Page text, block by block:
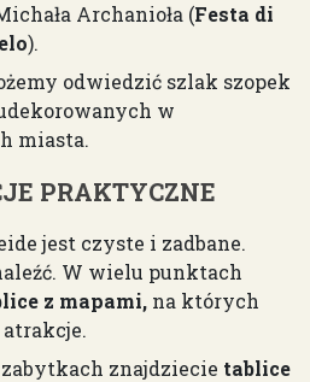
Archanioła (Festa di
).
odwiedzić szlak szopek
w
miasta.
PRAKTYCZNE
jest czyste i zadbane.
W wielu punktach
z mapami, na których
atrakcje.
znajdziecie tablice